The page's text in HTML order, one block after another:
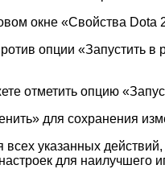
окне «Свойства Dota
опции «Запустить
отметить опцию
для сохранения
указанных
для наилучшего